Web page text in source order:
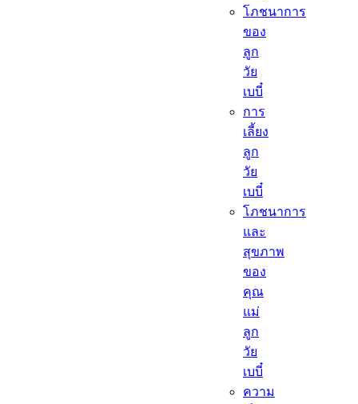
โภชนาการ
ของ
ลูก
วัย
เบบี๋
การ
เลี้ยง
ลูก
วัย
เบบี๋
โภชนาการ
และ
สุขภาพ
ของ
คุณ
แม่
ลูก
วัย
เบบี๋
ความ